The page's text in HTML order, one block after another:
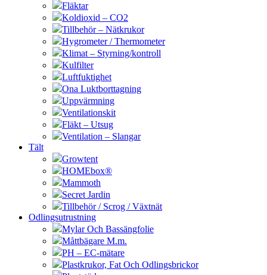
Fläktar
Koldioxid – CO2
Tillbehör – Nätkrukor
Hygrometer / Thermometer
Klimat – Styrning/kontroll
Kulfilter
Luftfuktighet
Ona Luktborttagning
Uppvärmning
Ventilationskit
Fläkt – Utsug
Ventilation – Slangar
Tält
Growtent
HOMEbox®
Mammoth
Secret Jardin
Tillbehör / Scrog / Växtnät
Odlingsutrustning
Mylar Och Bassängfolie
Måttbägare M.m.
PH – EC-mätare
Plastkrukor, Fat Och Odlingsbrickor